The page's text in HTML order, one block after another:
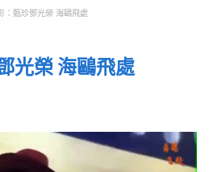
：甄珍鄧光榮 海鷗飛處
光榮 海鷗飛處